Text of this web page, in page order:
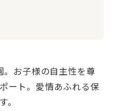
ート。愛情あふれる保